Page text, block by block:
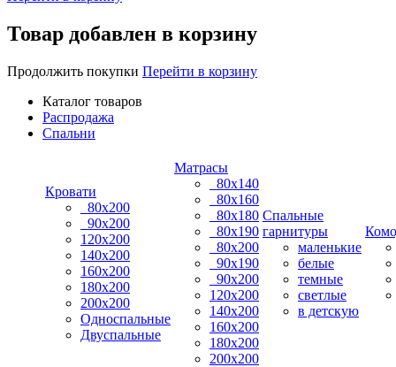
Товар добавлен в корзину
Продолжить покупки Перейти в корзину
Каталог товаров
Распродажа
Спальни
Кровати
80х200
90х200
120х200
140х200
160х200
180х200
200х200
Односпальные
Двуспальные
Матрасы
80х140
80х160
80х180
80х190
80х200
90х190
90х200
120х200
140х200
160х200
180х200
200х200
Спальные
гарнитуры
маленькие
белые
темные
светлые
в детскую